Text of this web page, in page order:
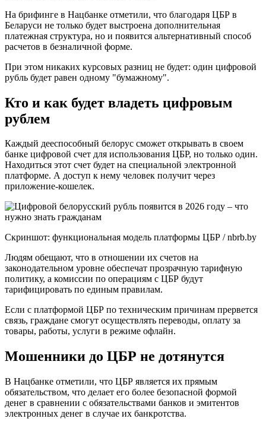
На брифинге в Нацбанке отметили, что благодаря ЦБР в
Беларуси не только будет выстроена дополнительная
платежная структура, но и появится альтернативный способ
расчетов в безналичной форме.
При этом никаких курсовых разниц не будет: один цифровой
рубль будет равен одному "бумажному".
Кто и как будет владеть цифровым
рублем
Каждый дееспособный белорус сможет открывать в своем
банке цифровой счет для использования ЦБР, но только один.
Находиться этот счет будет на специальной электронной
платформе. А доступ к нему человек получит через
приложение-кошелек.
Скриншот: функциональная модель платформы ЦБР / nbrb.by
Людям обещают, что в отношении их счетов на
законодательном уровне обеспечат прозрачную тарифную
политику, а комиссии по операциям с ЦБР будут
тарифицировать по единым правилам.
Если с платформой ЦБР по техническим причинам прервется
связь, граждане смогут осуществлять переводы, оплату за
товары, работы, услуги в режиме офлайн.
Мошенники до ЦБР не дотянутся
В Нацбанке отметили, что ЦБР является их прямым
обязательством, что делает его более безопасной формой
денег в сравнении с обязательствами банков и эмитентов
электронных денег в случае их банкротства.